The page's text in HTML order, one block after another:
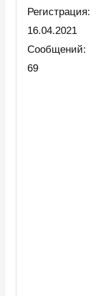
Регистрация:
16.04.2021
Сообщений:
69